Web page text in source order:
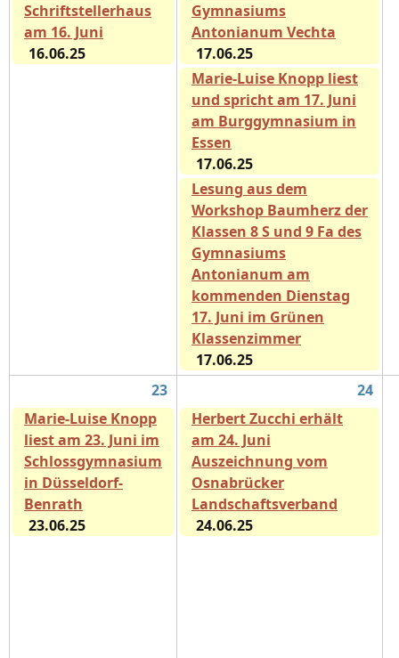
Schriftstellerhaus
am 16. Juni
16.06.25
Gymnasiums
Antonianum Vechta
17.06.25
Marie-Luise Knopp liest
und spricht am 17. Juni
am Burggymnasium in
Essen
17.06.25
Lesung aus dem
Workshop Baumherz der
Klassen 8 S und 9 Fa des
Gymnasiums
Antonianum am
kommenden Dienstag
17. Juni im Grünen
Klassenzimmer
17.06.25
23
24
Marie-Luise Knopp
liest am 23. Juni im
Schlossgymnasium
in Düsseldorf-
Benrath
23.06.25
Herbert Zucchi erhält
am 24. Juni
Auszeichnung vom
Osnabrücker
Landschaftsverband
24.06.25